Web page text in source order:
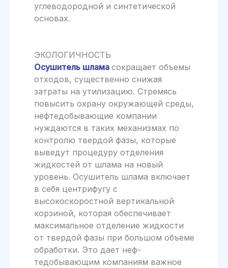
углеводородной и синтетической
основах.
ЭКОЛОГИЧНОСТЬ
Осушитель шлама сокращает объ­емы
отходов, существенно снижая
затраты на утилизацию. Стремясь
повысить охрану окружающей среды,
нефтедобыва­ющие компании
нуждаются в таких меха­низмах по
контролю твердой фазы, которые
выведут процедуру отделения
жидкостей от шлама на новый
уровень. Осушитель шлама включает
в себя центрифугу с
высокоскоростной вертикальной
корзи­ной, которая обеспечивает
максимальное отделение жидкости
от твердой фазы при большом объеме
обработки. Это дает неф­
тедобывающим компаниям важное